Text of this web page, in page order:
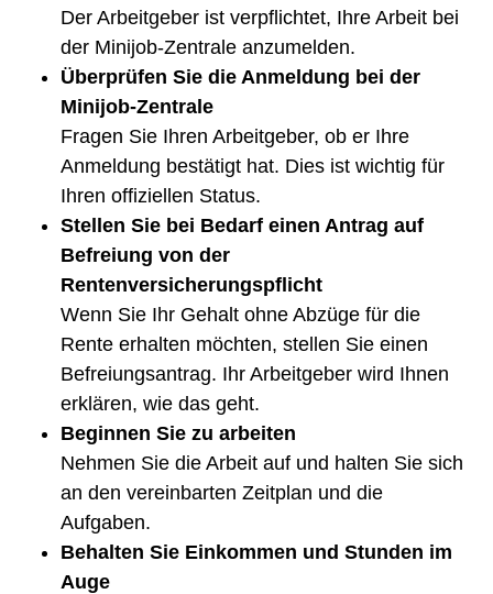
Der Arbeitgeber ist verpflichtet, Ihre Arbeit bei
der Minijob-Zentrale anzumelden.
Überprüfen Sie die Anmeldung bei der
Minijob-Zentrale
Fragen Sie Ihren Arbeitgeber, ob er Ihre
Anmeldung bestätigt hat. Dies ist wichtig für
Ihren offiziellen Status.
Stellen Sie bei Bedarf einen Antrag auf
Befreiung von der
Rentenversicherungspflicht
Wenn Sie Ihr Gehalt ohne Abzüge für die
Rente erhalten möchten, stellen Sie einen
Befreiungsantrag. Ihr Arbeitgeber wird Ihnen
erklären, wie das geht.
Beginnen Sie zu arbeiten
Nehmen Sie die Arbeit auf und halten Sie sich
an den vereinbarten Zeitplan und die
Aufgaben.
Behalten Sie Einkommen und Stunden im
Auge